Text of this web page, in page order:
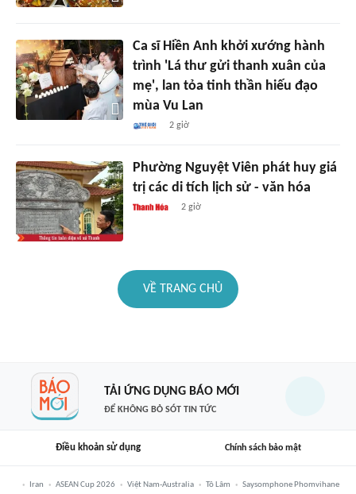
Ca sĩ Hiền Anh khởi xướng hành
trình 'Lá thư gửi thanh xuân của
mẹ', lan tỏa tinh thần hiếu đạo
mùa Vu Lan
2 giờ
Phường Nguyệt Viên phát huy giá
trị các di tích lịch sử - văn hóa
2 giờ
VỀ TRANG CHỦ
TẢI ỨNG DỤNG BÁO MỚI
ĐỂ KHÔNG BỎ SÓT TIN TỨC
Điều khoản sử dụng Chính sách bảo mật
Iran ASEAN Cup 2026 Việt Nam-Australia Tô Lâm Saysomphone Phomvihane